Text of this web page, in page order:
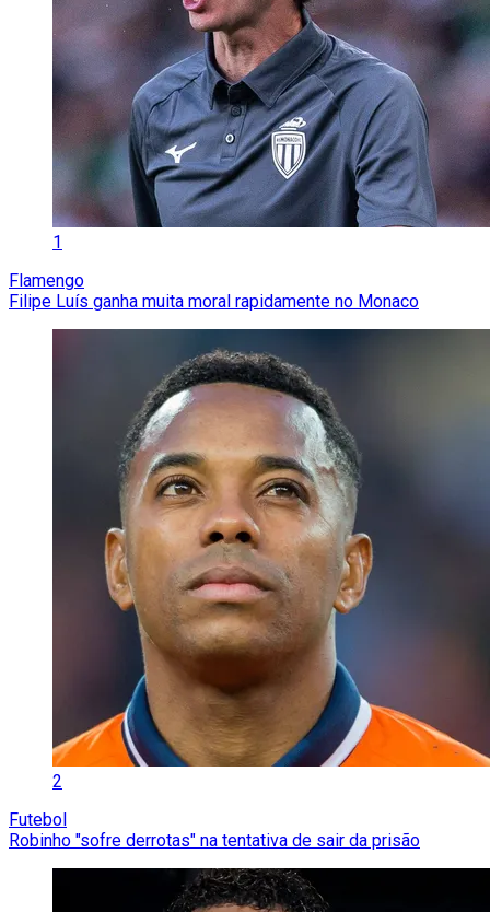
1
Flamengo
Filipe Luís ganha muita moral rapidamente no Monaco
2
Futebol
Robinho "sofre derrotas" na tentativa de sair da prisão